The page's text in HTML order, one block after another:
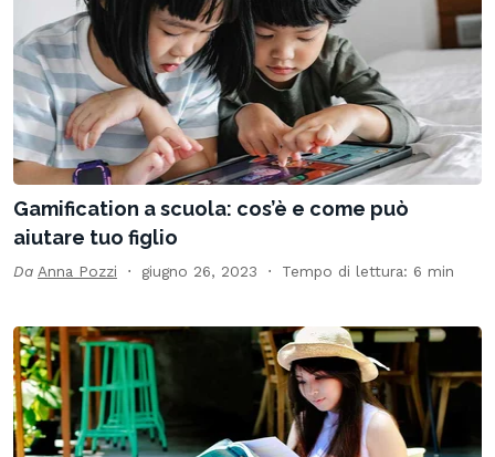
Gamification a scuola: cos’è e come può
aiutare tuo figlio
Da Anna Pozzi giugno 26, 2023 Tempo di lettura: 6 min